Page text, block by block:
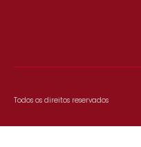
Todos os direitos reservados